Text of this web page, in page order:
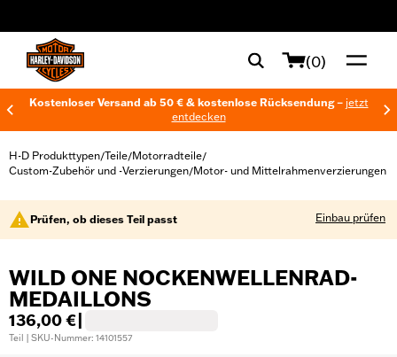
(0)
Kostenloser Versand ab 50 € & kostenlose Rücksendung – jetzt
entdecken
H-D Produkttypen/Teile/Motorradteile/
Custom-Zubehör und -Verzierungen/Motor- und Mittelrahmenverzierungen
Prüfen, ob dieses Teil passt Einbau prüfen
WILD ONE NOCKENWELLENRAD-
MEDAILLONS
136,00 €
Teil | SKU-Nummer: 14101557